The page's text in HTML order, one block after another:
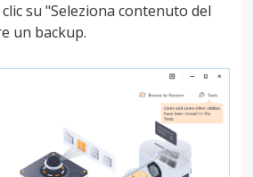
clic su "Seleziona contenuto del
un backup.